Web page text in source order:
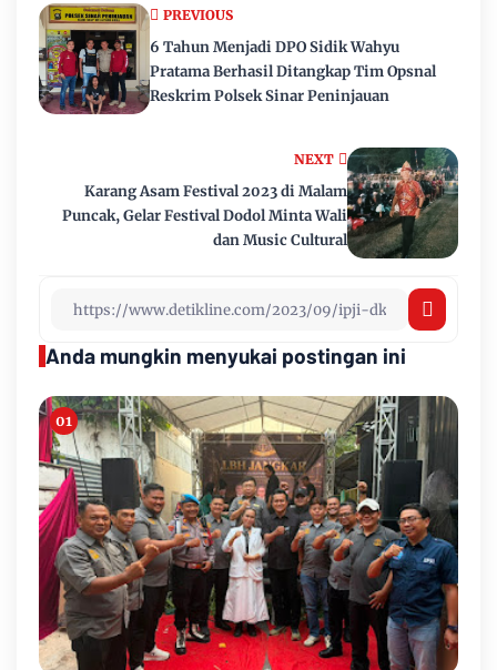
NEXT
Karang Asam Festival 2023 di Malam
Puncak, Gelar Festival Dodol Minta Wali
dan Music Cultural
PREVIOUS
6 Tahun Menjadi DPO Sidik Wahyu
Pratama Berhasil Ditangkap Tim Opsnal
Reskrim Polsek Sinar Peninjauan
Anda mungkin menyukai postingan ini